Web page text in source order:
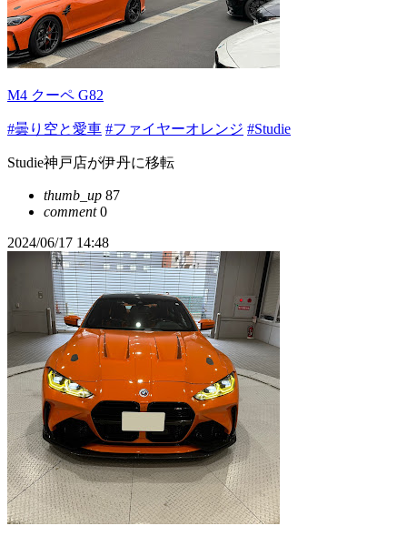
M4 クーペ G82
#曇り空と愛車 #ファイヤーオレンジ #Studie
Studie神戸店が伊丹に移転
thumb_up 87
comment0
2024/06/17 14:48